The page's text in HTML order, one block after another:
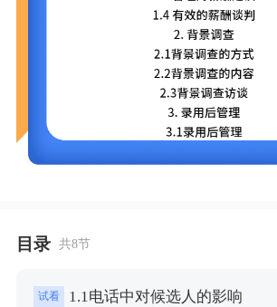
目录 共8节
试看 1.1电话中对候选人的影响